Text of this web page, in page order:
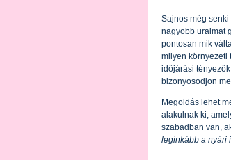
Sajnos még
nagyobb uralmat
pontosan mik
milyen környezeti
időjárási
bizonyosodjon
Megoldás lehet
alakulnak ki,
szabadban van,
leginkább a nyári